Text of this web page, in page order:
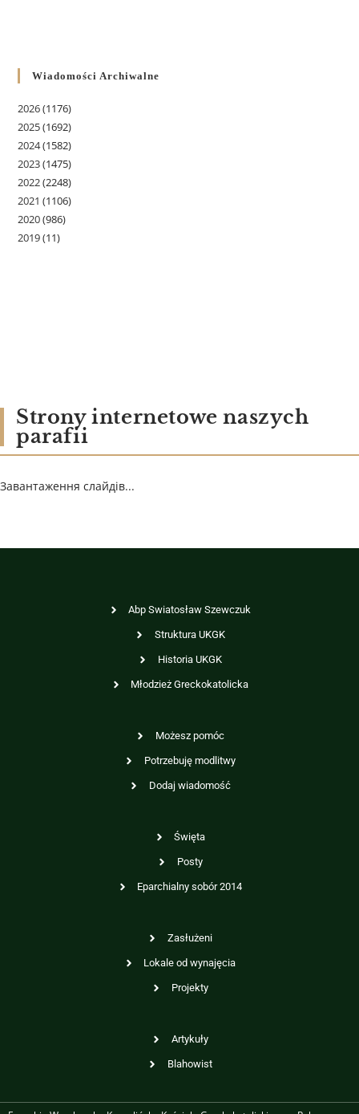
Wiadomości Archiwalne
2026(1176)
2025(1692)
2024(1582)
2023(1475)
2022(2248)
2021 (1106)
2020(986)
2019(11)
Strony internetowe naszych
parafii
Завантаження слайдів...
Abp Swiatosław Szewczuk
Struktura UKGK
Historia UKGK
Młodzież Greckokatolicka
Możesz pomóc
Potrzebuję modlitwy
Dodaj wiadomość
Święta
Posty
Eparchialny sobór 2014
Zasłużeni
Lokale od wynajęcia
Projekty
Artykuły
Blahowist